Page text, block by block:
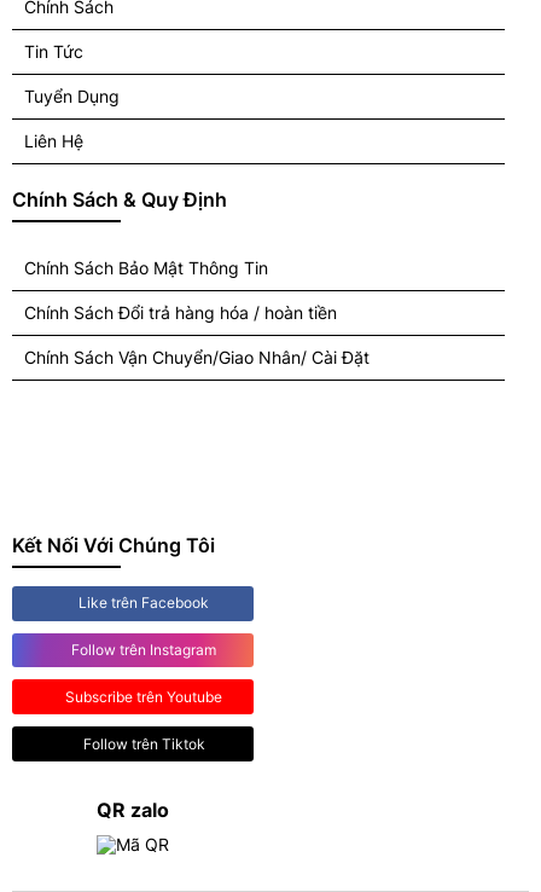
Tin Tức
Tuyển Dụng
Liên Hệ
Chính Sách Đổi trả hàng hóa / hoàn tiền
Chính Sách Vận Chuyển/Giao Nhân/ Cài Đặt
Follow trên Instagram
Subscribe trên Youtube
Follow trên Tiktok